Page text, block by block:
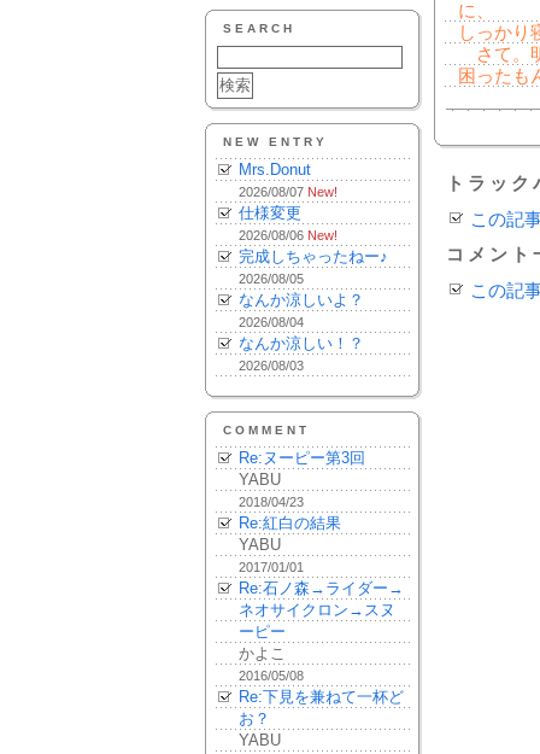
SEARCH
NEW ENTRY
Mrs.Donut
2026/08/07 New!
仕様変更
2026/08/06 New!
完成しちゃったねー♪
2026/08/05
なんか涼しいよ？
2026/08/04
なんか涼しい！？
2026/08/03
COMMENT
Re:ヌーピー第3回
YABU
2018/04/23
Re:紅白の結果
YABU
2017/01/01
Re:石ノ森→ライダー→
ネオサイクロン→スヌ
ーピー
かよこ
2016/05/08
Re:下見を兼ねて一杯ど
お？
YABU
に、
しっかり
さて。
困ったも
トラッ
この記
コメント
この記